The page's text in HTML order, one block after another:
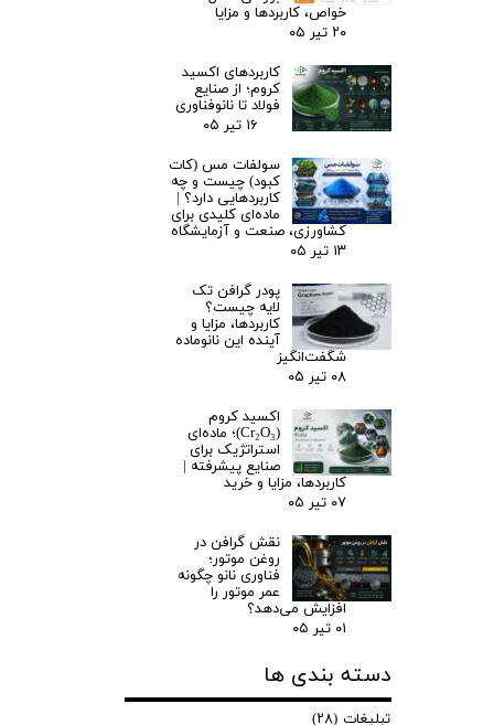
خواص، کاربردها و مزایا
۲۰ تیر ۰۵
کاربردهای اکسید
کروم؛ از صنایع
فولاد تا نانوفناوری
۱۶ تیر ۰۵
سولفات مس (کات
کبود) چیست و چه
کاربردهایی دارد؟ |
ماده‌ای کلیدی برای
کشاورزی، صنعت و آزمایشگاه
۱۳ تیر ۰۵
پودر گرافن تک
لایه چیست؟
کاربردها، مزایا و
آینده این نانوماده
شگفت‌انگیز
۰۸ تیر ۰۵
اکسید کروم
(Cr₂O₃)؛ ماده‌ای
استراتژیک برای
صنایع پیشرفته |
کاربردها، مزایا و خرید
۰۷ تیر ۰۵
نقش گرافن در
روغن موتور؛
فناوری نانو چگونه
عمر موتور را
افزایش می‌دهد؟
۰۱ تیر ۰۵
دسته بندی ها
تبلیغات (۲۸)